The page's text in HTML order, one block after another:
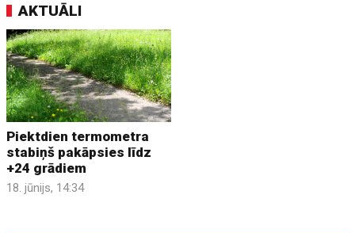
AKTUĀLI
Piektdien termometra
stabiņš pakāpsies līdz
+24 grādiem
18. jūnijs, 14:34